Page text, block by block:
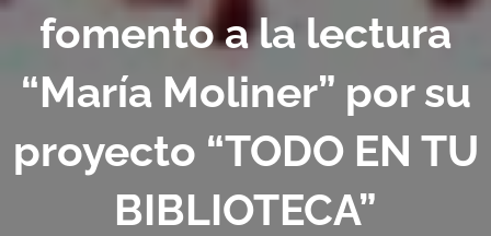
fomento a la lectura
“María Moliner” por su
proyecto “TODO EN TU
BIBLIOTECA”